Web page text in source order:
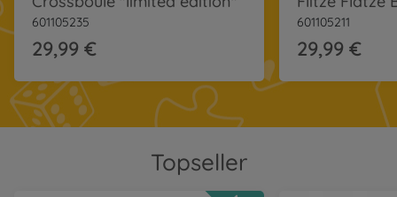
601105235
29,99 €
601105211
29,99 €
Topseller